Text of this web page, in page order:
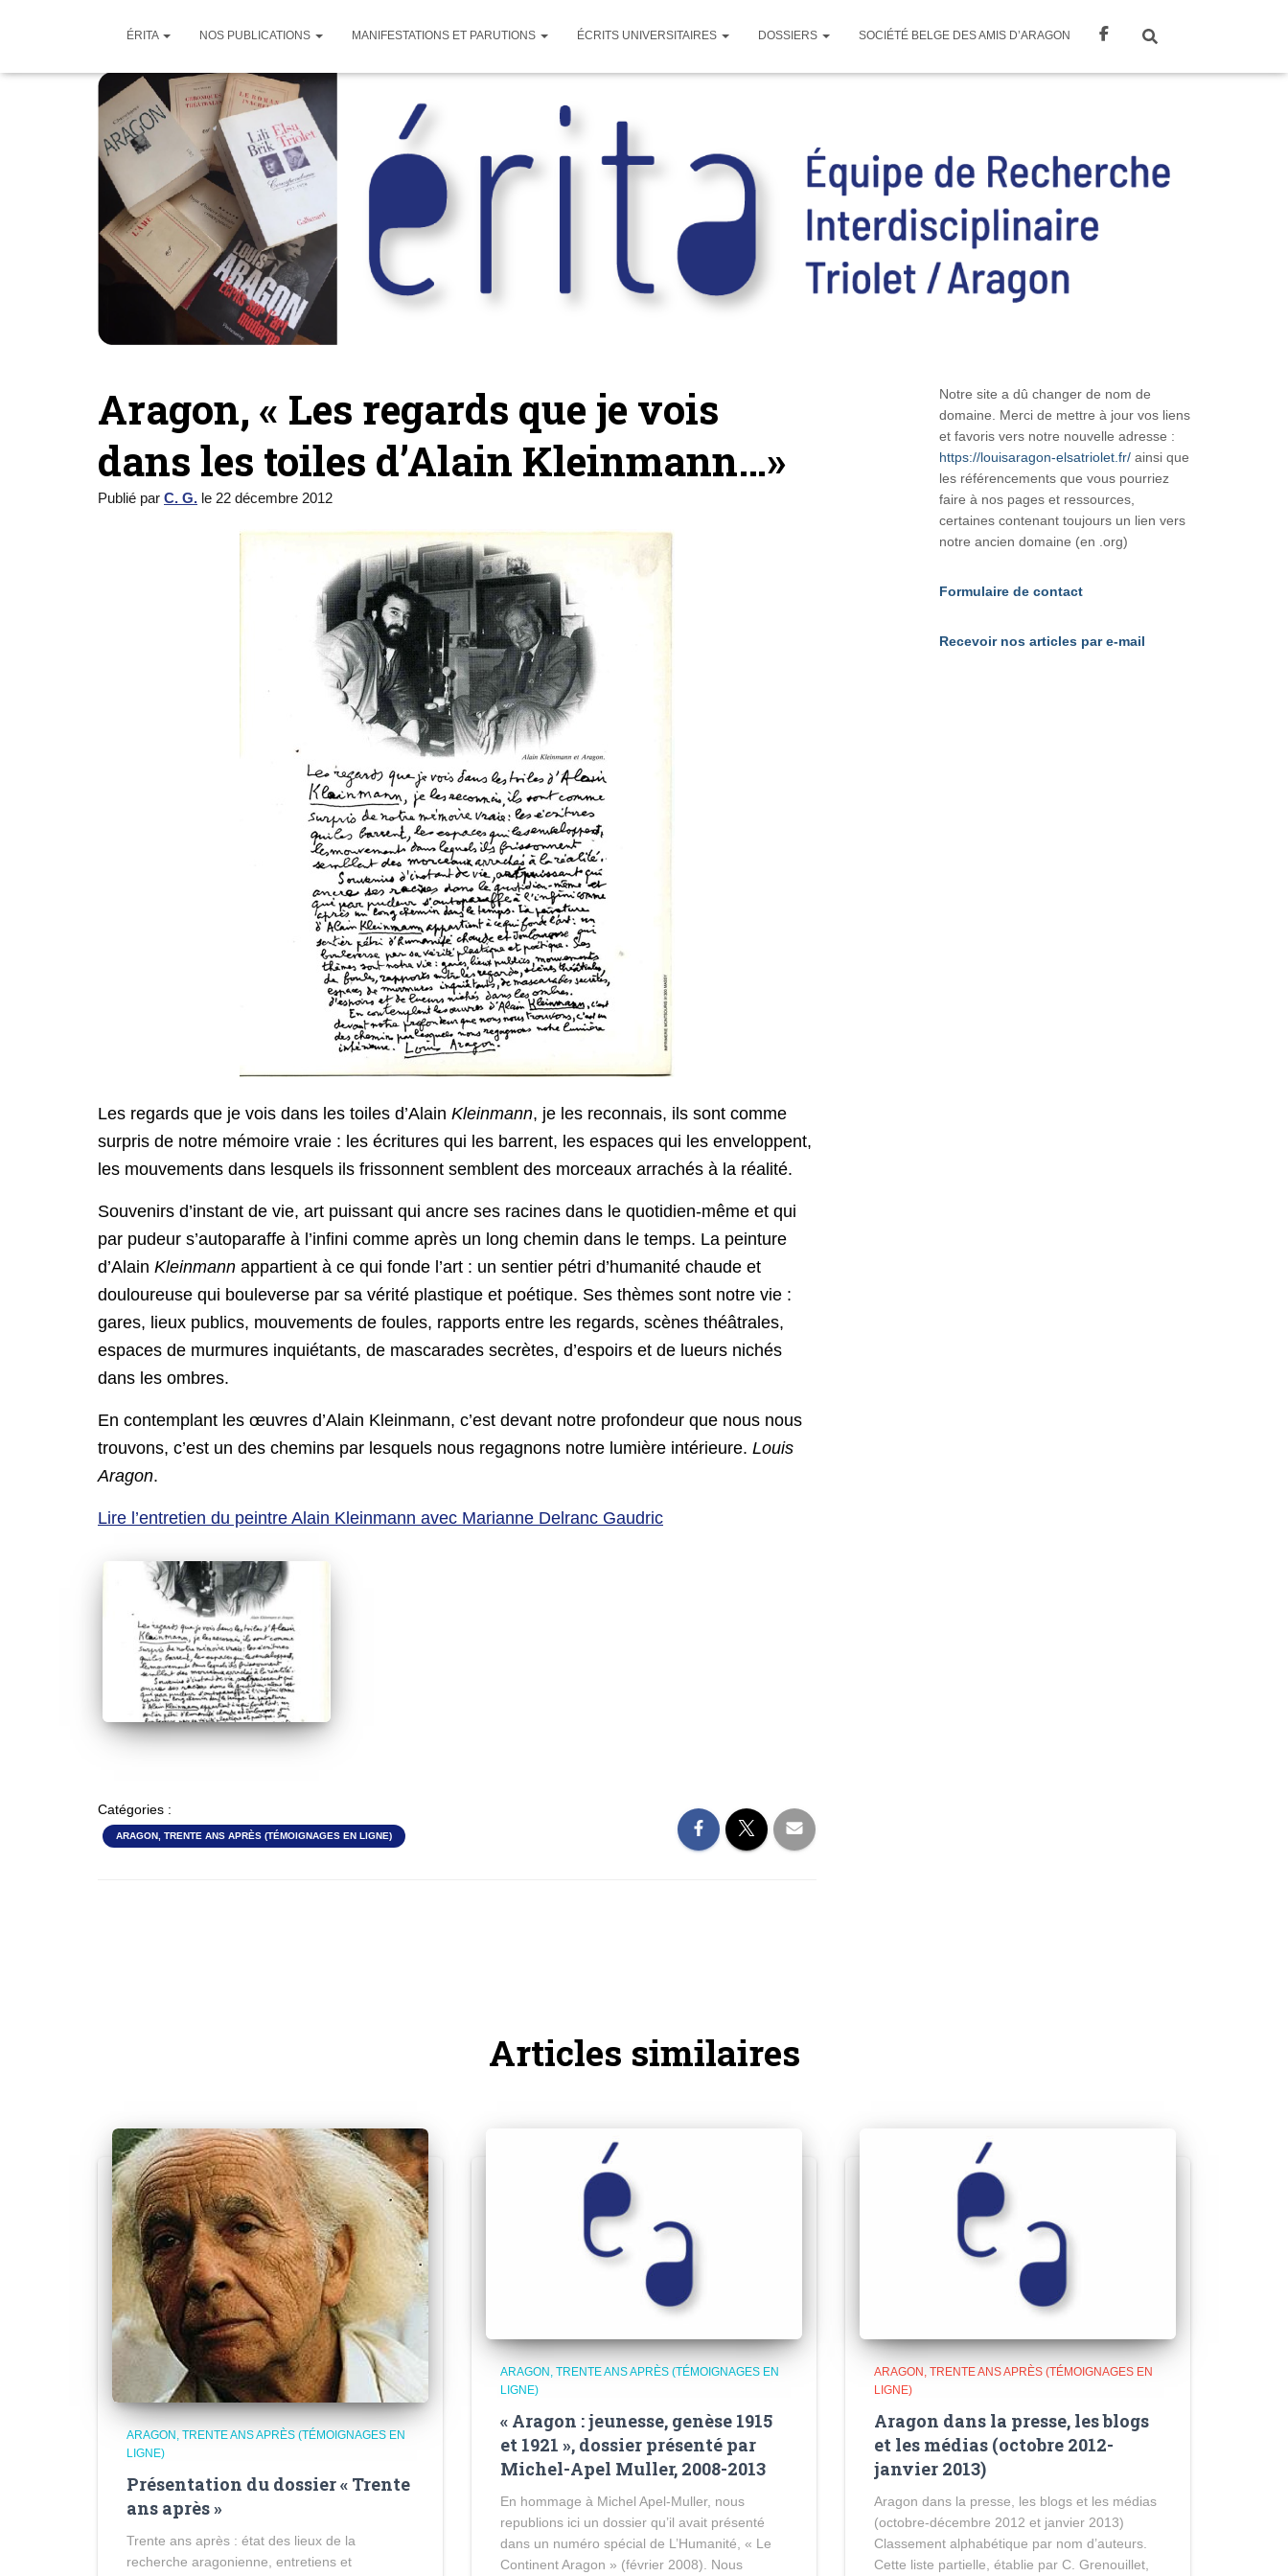
ÉRITA NOS PUBLICATIONS MANIFESTATIONS ET PARUTIONS ÉCRITS UNIVERSITAIRES DOSSIERS SOCIÉTÉ BELGE DES AMIS D’ARAGON
Aragon, « Les regards que je vois
dans les toiles d’Alain Kleinmann…»
Publié par C. G. le 22 décembre 2012
Les regards que je vois dans les toiles d’Alain Kleinmann, je les reconnais, ils sont comme
surpris de notre mémoire vraie : les écritures qui les barrent, les espaces qui les enveloppent,
les mouvements dans lesquels ils frissonnent semblent des morceaux arrachés à la réalité.
Souvenirs d’instant de vie, art puissant qui ancre ses racines dans le quotidien-même et qui
par pudeur s’autoparaffe à l’infini comme après un long chemin dans le temps. La peinture
d’Alain Kleinmann appartient à ce qui fonde l’art : un sentier pétri d’humanité chaude et
douloureuse qui bouleverse par sa vérité plastique et poétique. Ses thèmes sont notre vie :
gares, lieux publics, mouvements de foules, rapports entre les regards, scènes théâtrales,
espaces de murmures inquiétants, de mascarades secrètes, d’espoirs et de lueurs nichés
dans les ombres.
En contemplant les œuvres d’Alain Kleinmann, c’est devant notre profondeur que nous nous
trouvons, c’est un des chemins par lesquels nous regagnons notre lumière intérieure. Louis
Aragon.
Lire l’entretien du peintre Alain Kleinmann avec Marianne Delranc Gaudric
Catégories :
ARAGON, TRENTE ANS APRÈS (TÉMOIGNAGES EN LIGNE)
Notre site a dû changer de nom de
domaine. Merci de mettre à jour vos liens
et favoris vers notre nouvelle adresse :
https://louisaragon-elsatriolet.fr/ainsi que
les référencements que vous pourriez
faire à nos pages et ressources,
certaines contenant toujours un lien vers
notre ancien domaine (en .org)
Formulaire de contact
Recevoir nos articles par e-mail
Articles similaires
ARAGON, TRENTE ANS APRÈS (TÉMOIGNAGES EN
LIGNE)
Présentation du dossier « Trente
ans après »
Trente ans après : état des lieux de la
recherche aragonienne, entretiens et
ARAGON, TRENTE ANS APRÈS (TÉMOIGNAGES EN
LIGNE)
« Aragon : jeunesse, genèse 1915
et 1921 », dossier présenté par
Michel-Apel Muller, 2008-2013
En hommage à Michel Apel-Muller, nous
republions ici un dossier qu’il avait présenté
dans un numéro spécial de L’Humanité, « Le
Continent Aragon » (février 2008). Nous
ARAGON, TRENTE ANS APRÈS (TÉMOIGNAGES EN
LIGNE)
Aragon dans la presse, les blogs
et les médias (octobre 2012-
janvier 2013)
Aragon dans la presse, les blogs et les médias
(octobre-décembre 2012 et janvier 2013)
Classement alphabétique par nom d’auteurs.
Cette liste partielle, établie par C. Grenouillet,